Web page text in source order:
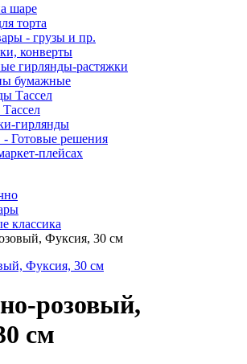
шаре
торта
- грузы и пр.
конверты
гирлянды-растяжки
бумажные
Тассел
гирлянды
Готовые решения
плейсах
классика
Фуксия, 30 см
розовый,
см